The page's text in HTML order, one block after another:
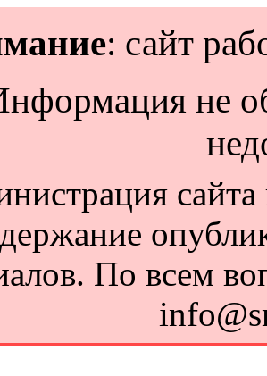
: сайт
не
сайта
По всем